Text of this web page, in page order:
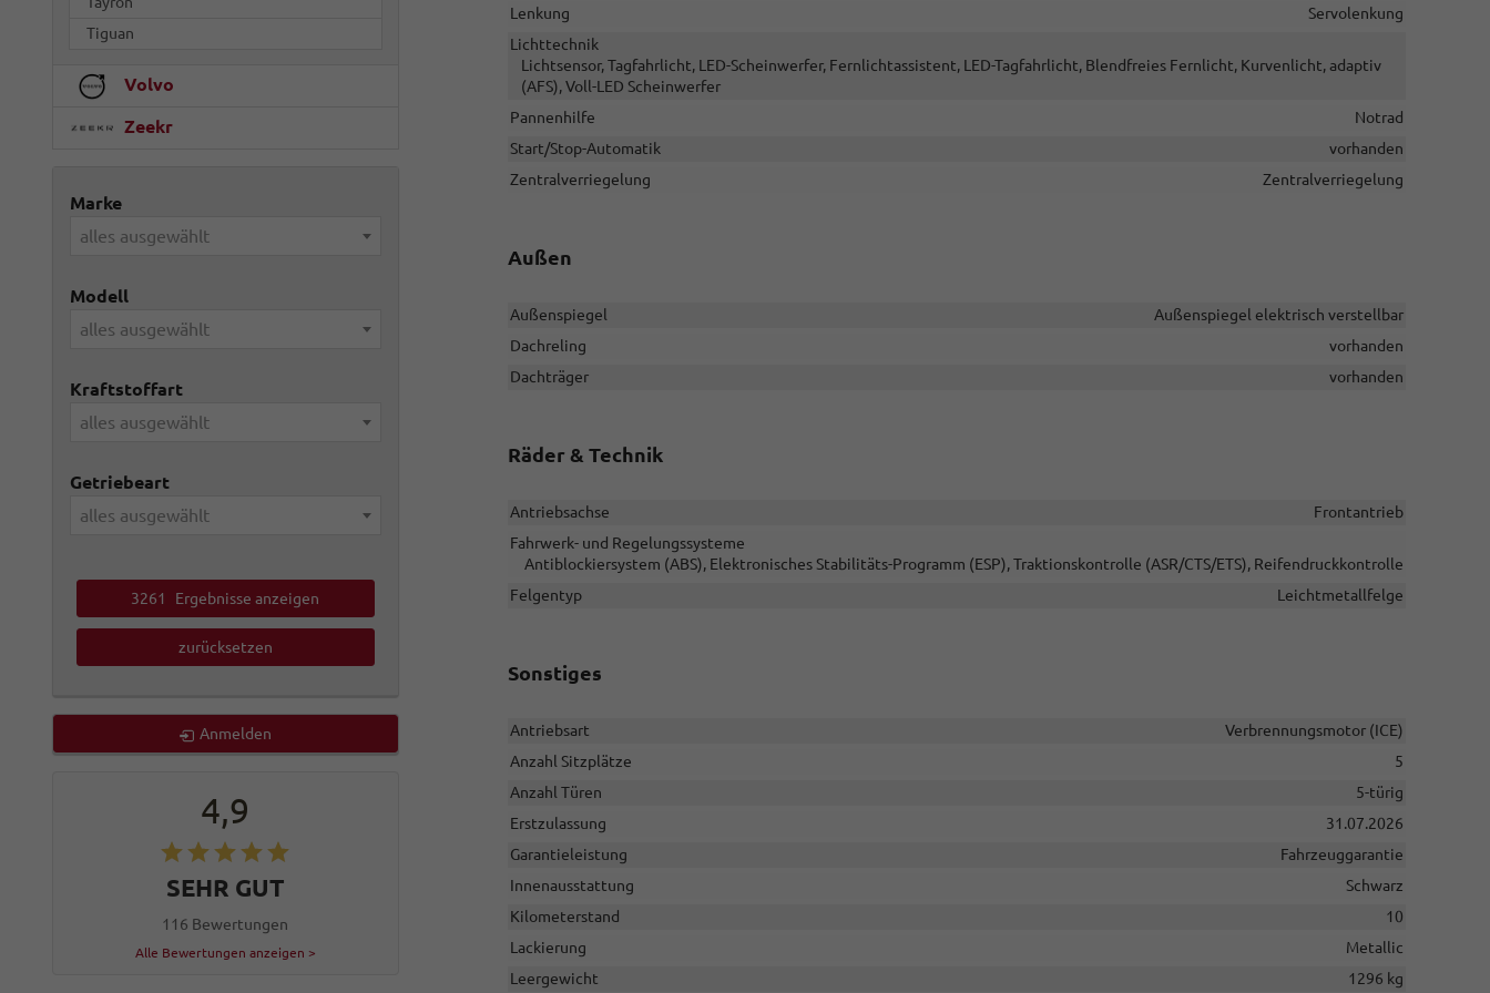
Lenkung
Servolenkung
Lichttechnik
Lichtsensor, Tagfahrlicht, LED-Scheinwerfer, Fernlichtassistent, LED-Tagfahrlicht, Blendfreies Fernlicht, Kurvenlicht, adaptiv
(AFS), Voll-LED Scheinwerfer
Pannenhilfe
Notrad
Start/Stop-Automatik
vorhanden
Zentralverriegelung
Zentralverriegelung
Außen
Außenspiegel
Außenspiegel elektrisch verstellbar
Dachreling
vorhanden
Dachträger
vorhanden
Räder & Technik
Antriebsachse
Frontantrieb
Fahrwerk- und Regelungssysteme
Antiblockiersystem (ABS), Elektronisches Stabilitäts-Programm (ESP), Traktionskontrolle (ASR/CTS/ETS), Reifendruckkontrolle
Felgentyp
Leichtmetallfelge
Sonstiges
Antriebsart
Verbrennungsmotor (ICE)
Anzahl Sitzplätze
5
Anzahl Türen
5-türig
Erstzulassung
31.07.2026
Garantieleistung
Fahrzeuggarantie
Innenausstattung
Schwarz
Kilometerstand
10
Lackierung
Metallic
Leergewicht
1296 kg
Tiguan
Volvo
Zeekr
Marke
alles ausgewählt
Modell
alles ausgewählt
Kraftstoffart
alles ausgewählt
Getriebeart
alles ausgewählt
3261 Ergebnisse anzeigen
zurücksetzen
Anmelden
4,9
SEHR GUT
116 Bewertungen
Alle Bewertungen anzeigen >